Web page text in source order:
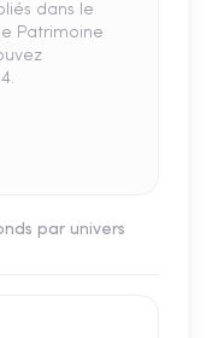
dans le
Patrimoine
par univers